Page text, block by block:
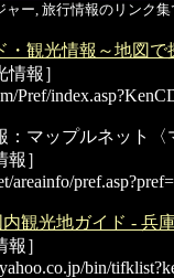
ー, 旅行情報のリンク集
・観光情報～地図で
報］
Pref/
：マップルネット
］
areainfo/
観光地ガイド - 兵
］
bin/